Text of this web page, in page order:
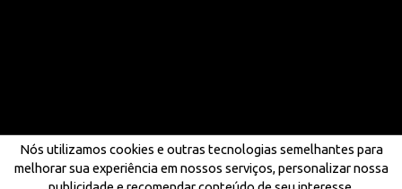
Nós utilizamos cookies e outras tecnologias semelhantes para
melhorar sua experiência em nossos serviços, personalizar nossa